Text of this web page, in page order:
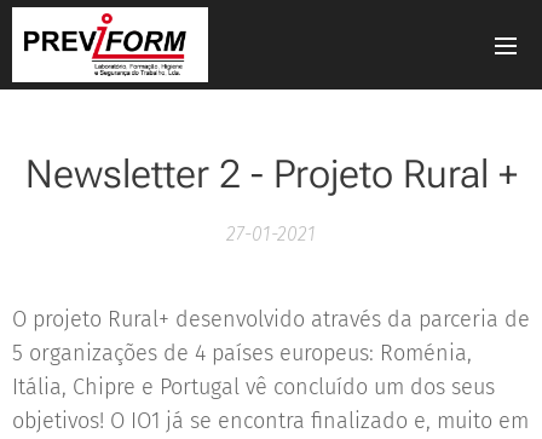
Newsletter 2 - Projeto Rural +
27-01-2021
O projeto Rural+ desenvolvido através da parceria de
5 organizações de 4 países europeus: Roménia,
Itália, Chipre e Portugal vê concluído um dos seus
objetivos! O IO1 já se encontra finalizado e, muito em